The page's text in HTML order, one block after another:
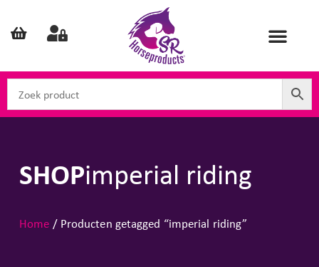
SHOPimperial riding
Home / Producten getagged “imperial riding”